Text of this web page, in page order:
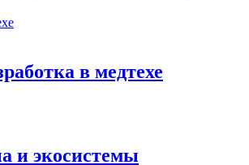
в медтехе
и экосистемы